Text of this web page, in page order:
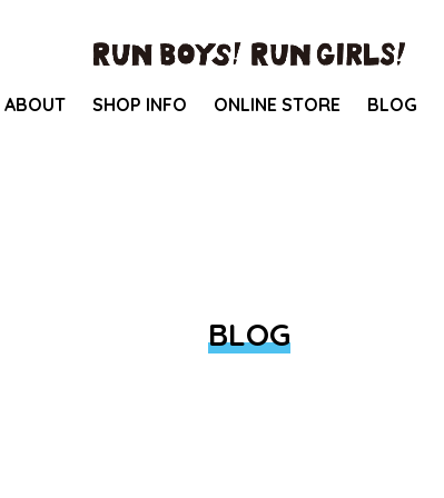
ABOUT SHOP INFO ONLINE STORE BLOG
BLOG